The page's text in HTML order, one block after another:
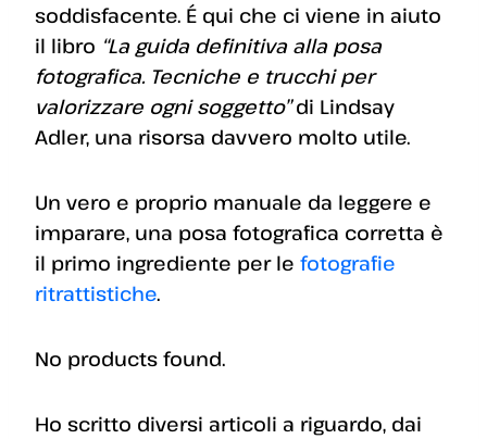
soddisfacente. É qui che ci viene in aiuto
il libro “La guida definitiva alla posa
fotografica. Tecniche e trucchi per
valorizzare ogni soggetto”di Lindsay
Adler, una risorsa davvero molto utile.
Un vero e proprio manuale da leggere e
imparare, una posa fotografica corretta è
il primo ingrediente per le fotografie
ritrattistiche.
No products found.
Ho scritto diversi articoli a riguardo, dai